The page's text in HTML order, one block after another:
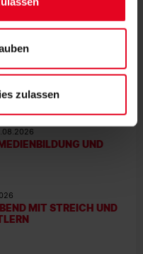
Sie bitte unserer
Impressum."
zulassen
UND
MIT STREICH UND